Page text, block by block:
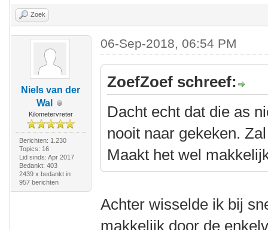
Zoek
Niels van der
Wal
Kilometervreter
Berichten: 1.230
Topics: 16
Lid sinds: Apr 2017
Bedankt: 403
2439 x bedankt in
957 berichten
06-Sep-2018, 06:54 PM
ZoefZoef schreef:
Dacht echt dat die as
nooit naar gekeken.
Maakt het wel
Achter wisselde ik bij
makkelijk door de